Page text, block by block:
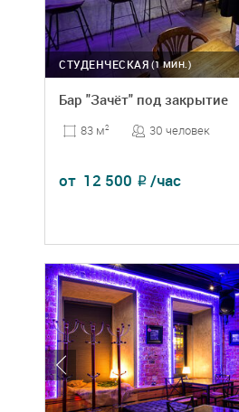
(1 МИН.)
СТУДЕНЧЕСКАЯ
Бар "Зачёт" под закрытие
83 м2 30 человек
от 12 500 ₽ /час